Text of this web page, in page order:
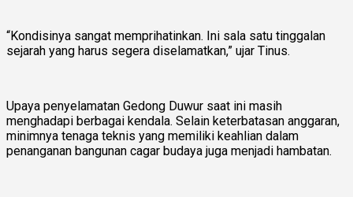
“Kondisinya sangat memprihatinkan. Ini sala satu tinggalan
sejarah yang harus segera diselamatkan,” ujar Tinus.
Upaya penyelamatan Gedong Duwur saat ini masih
menghadapi berbagai kendala. Selain keterbatasan anggaran,
minimnya tenaga teknis yang memiliki keahlian dalam
penanganan bangunan cagar budaya juga menjadi hambatan.